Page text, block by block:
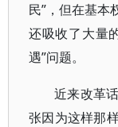
民”，但在基本
还吸收了大量
遇”问题。
近来改革
张因为这样那